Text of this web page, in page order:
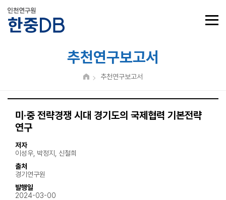
추천연구보고서
추천연구보고서
미·중 전략경쟁 시대 경기도의 국제협력 기본전략
연구
저자
이성우, 박정지, 신철희
출처
경기연구원
발행일
2024-03-00